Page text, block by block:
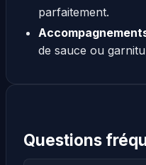
parfaitement.
de sauce ou
Questions